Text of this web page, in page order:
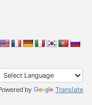
by Translate